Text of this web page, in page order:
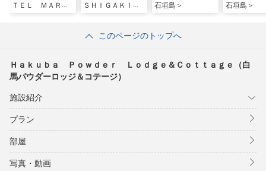
ＴＥＬ ＭＡＲＣ
ＳＨＩＧＡＫＩ＜
石垣島＞
石垣島＞
このページのトップへ
Ｈａｋｕｂａ Ｐｏｗｄｅｒ Ｌｏｄｇｅ＆Ｃｏｔｔａｇｅ（白
馬パウダーロッジ＆コテージ）
施設紹介
プラン
部屋
写真・動画